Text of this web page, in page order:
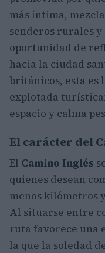
más íntima,
senderos rurales
oportunidad de
hacia la ciudad
británicos, esta es
explotada
espacio y calma
El carácter del
El Camino Inglés
quienes desean
menos kilómetros
Al situarse entre
ruta favorece una
la que la soledad